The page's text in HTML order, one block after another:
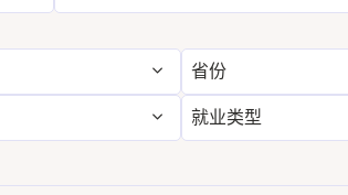
省份
就业类型